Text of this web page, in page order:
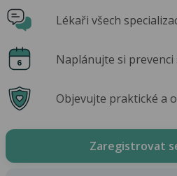
Lékaři všech
Naplánujte si
Objevujte praktické a
Zaregistrovat